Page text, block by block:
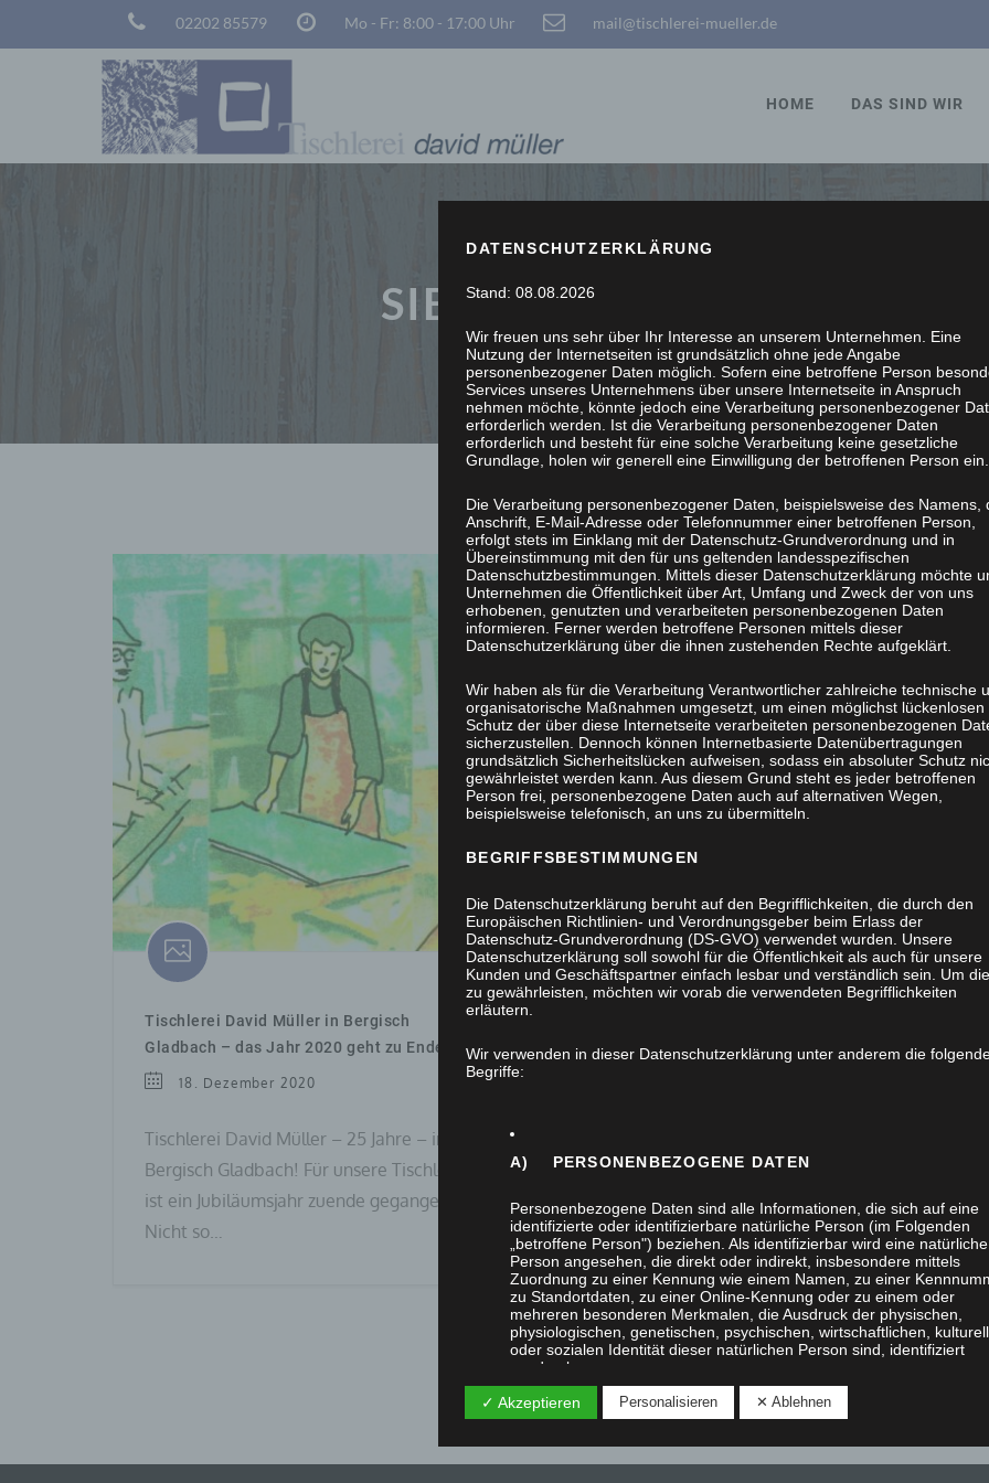
02202 85579 Mo - Fr: 8:00 - 17:00 Uhr mail@tischlerei-mueller.de
HOME DAS SIND WIR
SIE STÖBERN, WIR
Tischlerei David Müller in Bergisch
Gladbach – das Jahr 2020 geht zu Ende
18. Dezember 2020
Tischlerei David Müller – 25 Jahre – in
Bergisch Gladbach! Für unsere Tischlerei
ist ein Jubiläumsjahr zuende gegangen.
Nicht so…
1. April 2020
David Müller die Tischlerei im Fahner
Weg 18…
DATENSCHUTZERKLÄRUNG
Stand: 08.08.2026
Wir freuen uns sehr über Ihr Interesse an unserem Unternehmen. Eine
Nutzung der Internetseiten ist grundsätzlich ohne jede Angabe
personenbezogener Daten möglich. Sofern eine betroffene Person
Services unseres Unternehmens über unsere Internetseite in Anspruch
nehmen möchte, könnte jedoch eine Verarbeitung personenbezogener
erforderlich werden. Ist die Verarbeitung personenbezogener Daten
erforderlich und besteht für eine solche Verarbeitung keine gesetzliche
Grundlage, holen wir generell eine Einwilligung der betroffenen Person ein.
Die Verarbeitung personenbezogener Daten, beispielsweise des Namens,
Anschrift, E-Mail-Adresse oder Telefonnummer einer betroffenen Person,
erfolgt stets im Einklang mit der Datenschutz-Grundverordnung und in
Übereinstimmung mit den für uns geltenden landesspezifischen
Datenschutzbestimmungen. Mittels dieser Datenschutzerklärung möchte
Unternehmen die Öffentlichkeit über Art, Umfang und Zweck der von uns
erhobenen, genutzten und verarbeiteten personenbezogenen Daten
informieren. Ferner werden betroffene Personen mittels dieser
Datenschutzerklärung über die ihnen zustehenden Rechte aufgeklärt.
Wir haben als für die Verarbeitung Verantwortlicher zahlreiche technische
organisatorische Maßnahmen umgesetzt, um einen möglichst lückenlosen
Schutz der über diese Internetseite verarbeiteten personenbezogenen
sicherzustellen. Dennoch können Internetbasierte Datenübertragungen
grundsätzlich Sicherheitslücken aufweisen, sodass ein absoluter Schutz
gewährleistet werden kann. Aus diesem Grund steht es jeder betroffenen
Person frei, personenbezogene Daten auch auf alternativen Wegen,
beispielsweise telefonisch, an uns zu übermitteln.
BEGRIFFSBESTIMMUNGEN
Die Datenschutzerklärung beruht auf den Begrifflichkeiten, die durch den
Europäischen Richtlinien- und Verordnungsgeber beim Erlass der
Datenschutz-Grundverordnung (DS-GVO) verwendet wurden. Unsere
Datenschutzerklärung soll sowohl für die Öffentlichkeit als auch für unsere
Kunden und Geschäftspartner einfach lesbar und verständlich sein. Um
zu gewährleisten, möchten wir vorab die verwendeten Begrifflichkeiten
erläutern.
Wir verwenden in dieser Datenschutzerklärung unter anderem die
Begriffe:
A) PERSONENBEZOGENE DATEN
Personenbezogene Daten sind alle Informationen, die sich auf eine
identifizierte oder identifizierbare natürliche Person (im Folgenden
„betroffene Person") beziehen. Als identifizierbar wird eine natürliche
Person angesehen, die direkt oder indirekt, insbesondere mittels
Zuordnung zu einer Kennung wie einem Namen, zu einer
zu Standortdaten, zu einer Online-Kennung oder zu einem oder
mehreren besonderen Merkmalen, die Ausdruck der physischen,
physiologischen, genetischen, psychischen, wirtschaftlichen,
oder sozialen Identität dieser natürlichen Person sind, identifiziert
werden kann.
✓ Akzeptieren Personalisieren ✕ Ablehnen